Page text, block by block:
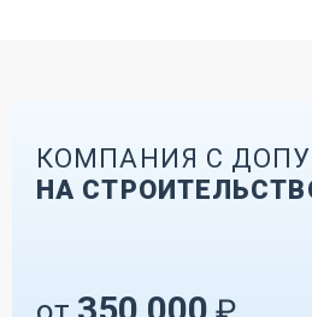
КОМПАНИЯ С
НА